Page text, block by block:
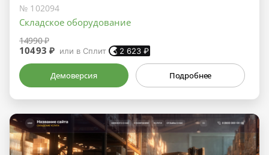
№ 102094
Складское оборудование
14990 ₽
10493 ₽ или в Сплит 2 623 ₽
Демоверсия Подробнее